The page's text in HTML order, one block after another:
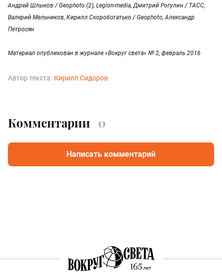
Андрей Шлыков / Geophoto (2), Legion-media, Дмитрий Рогулин / ТАСС,
Валерий Мельников, Кирилл Скоробогатько / Geophoto, Александр
Петросян
Материал опубликован в журнале «Вокруг света» № 2, февраль 2016
Автор текста: Кирилл Сидоров
Комментарии 0
Написать комментарий